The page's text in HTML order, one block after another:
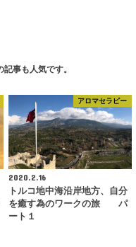
記事も人気です。
アロマセラピー
2020.2.16
トルコ地中海沿岸地方、自分
を癒す為のワークの旅 パ
ート１